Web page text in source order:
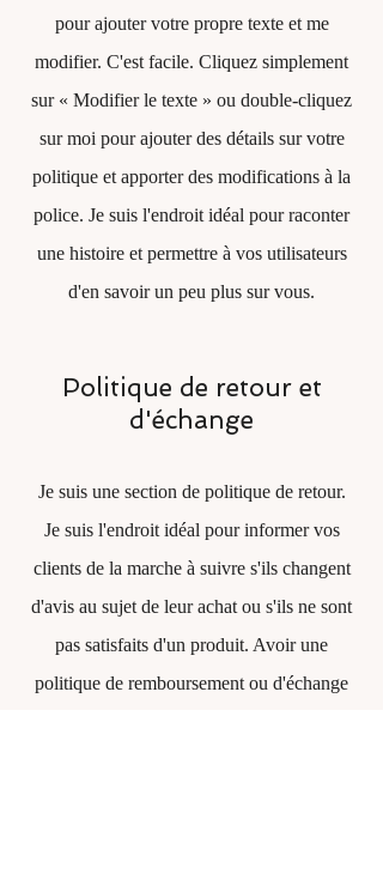
pour ajouter votre propre texte et me
modifier. C'est facile. Cliquez simplement
sur « Modifier le texte » ou double-cliquez
sur moi pour ajouter des détails sur votre
politique et apporter des modifications à la
police. Je suis l'endroit idéal pour raconter
une histoire et permettre à vos utilisateurs
d'en savoir un peu plus sur vous.
Politique de retour et
d'échange
Je suis une section de politique de retour.
Je suis l'endroit idéal pour informer vos
clients de la marche à suivre s'ils changent
d'avis au sujet de leur achat ou s'ils ne sont
pas satisfaits d'un produit. Avoir une
politique de remboursement ou d'échange